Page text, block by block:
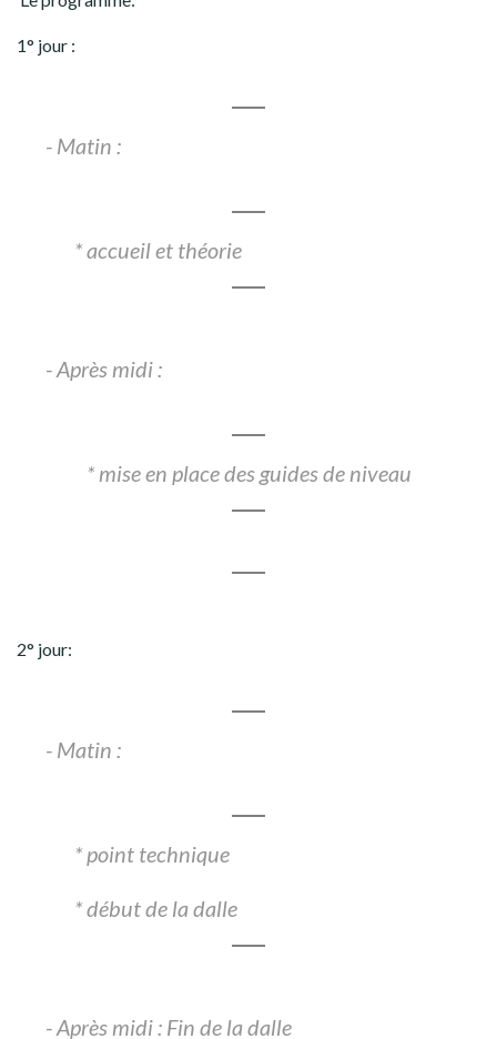
1° jour :
- Matin :
* accueil et théorie
- Après midi :
* mise en place des guides de niveau
2° jour:
- Matin :
* point technique
* début de la dalle
- Après midi : Fin de la dalle